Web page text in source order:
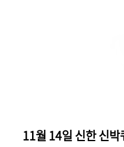
11월 14일 신한 신